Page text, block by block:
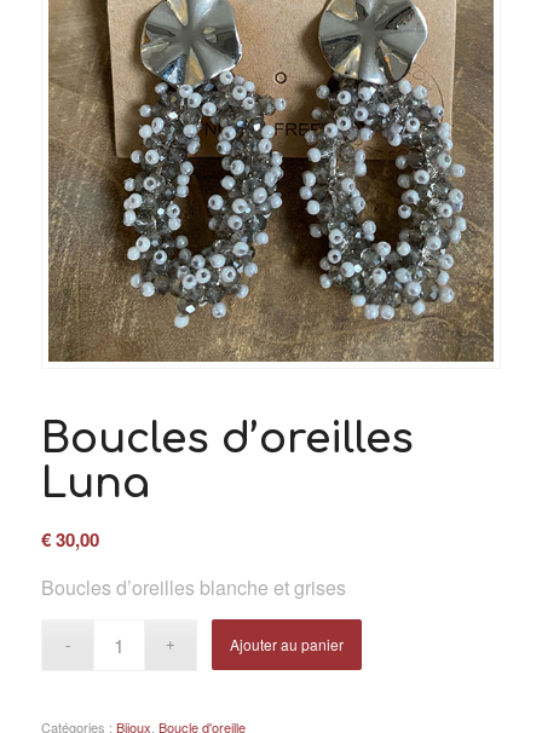
Boucles d’oreilles
Luna
€30,00
Boucles d’oreilles blanche et grises
Ajouter au panier
Catégories : Bijoux Boucle d'oreille